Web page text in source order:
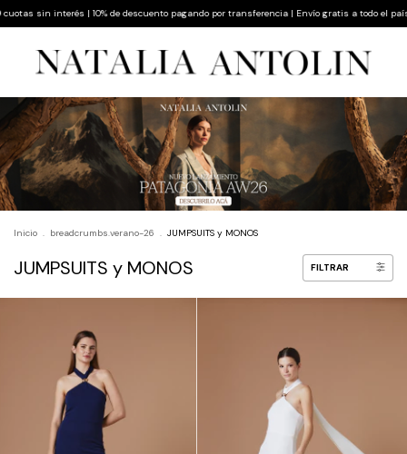
sin interés | 10% de descuento pagando por transferencia | Envío gratis a todo el país
Inicio . breadcrumbs.verano-26 . JUMPSUITS y MONOS
JUMPSUITS y MONOS FILTRAR